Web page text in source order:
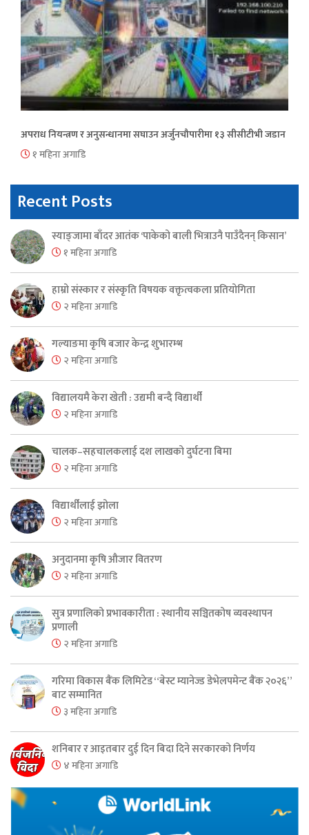
अपराध नियन्त्रण र अनुसन्धानमा सघाउन अर्जुनचौपारीमा १३ सीसीटीभी जडान
१ महिना अगाडि
Recent Posts
स्याङ्जामा बाँदर आतंक ‘पाकेको बाली भित्राउनै पाउँदैनन् किसान’
१ महिना अगाडि
हाम्रो संस्कार र संस्कृति विषयक वक्तृत्वकला प्रतियोगिता
२ महिना अगाडि
गल्याङमा कृषि बजार केन्द्र शुभारम्भ
२ महिना अगाडि
विद्यालयमै केरा खेती : उद्यमी बन्दै विद्यार्थी
२ महिना अगाडि
चालक–सहचालकलाई दश लाखको दुर्घटना बिमा
२ महिना अगाडि
विद्यार्थीलाई झोला
२ महिना अगाडि
अनुदानमा कृषि औजार वितरण
२ महिना अगाडि
सुत्र प्रणालिको प्रभावकारीता : स्थानीय सञ्चितकोष व्यवस्थापन
प्रणाली
२ महिना अगाडि
गरिमा विकास बैंक लिमिटेड “बेस्ट म्यानेज्ड डेभेलपमेन्ट बैंक २०२६”
बाट सम्मानित
३ महिना अगाडि
शनिबार र आइतबार दुई दिन बिदा दिने सरकारको निर्णय
४ महिना अगाडि